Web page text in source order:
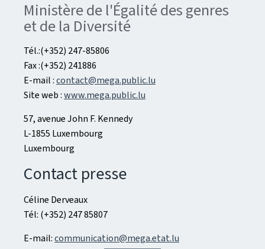
Ministère de l'Égalité des genres
et de la Diversité
Tél.:(+352) 247-85806
Fax :(+352) 241886
E-mail :contact@mega.public.lu
Site web :www.mega.public.lu
57, avenue John F. Kennedy
L-1855 Luxembourg
Luxembourg
Contact presse
Céline Derveaux
Tél: (+352) 247 85807
E-mail:communication@mega.etat.lu